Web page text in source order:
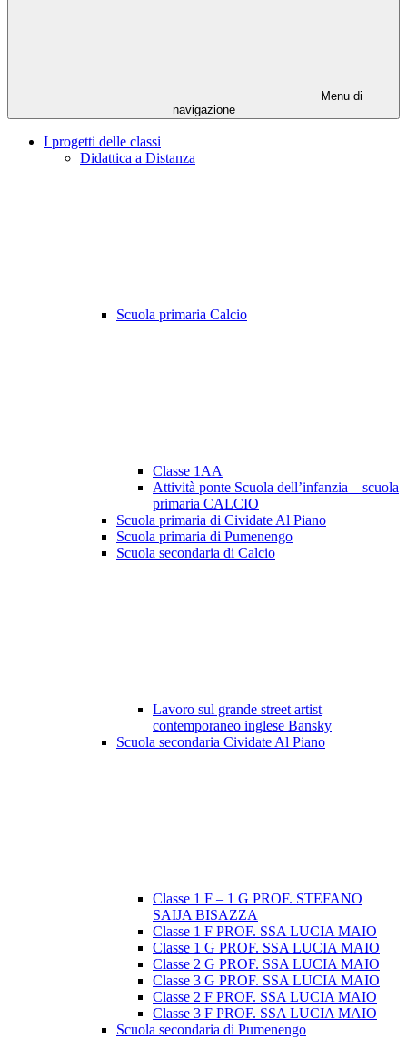
Menu di
navigazione
I progetti delle classi
Didattica a Distanza
Scuola primaria Calcio
Classe 1AA
Attività ponte Scuola dell’infanzia – scuola
primaria CALCIO
Scuola primaria di Cividate Al Piano
Scuola primaria di Pumenengo
Scuola secondaria di Calcio
Lavoro sul grande street artist
contemporaneo inglese Bansky
Scuola secondaria Cividate Al Piano
Classe 1 F – 1 G PROF. STEFANO
SAIJA BISAZZA
Classe 1 F PROF. SSA LUCIA MAIO
Classe 1 G PROF. SSA LUCIA MAIO
Classe 2 G PROF. SSA LUCIA MAIO
Classe 3 G PROF. SSA LUCIA MAIO
Classe 2 F PROF. SSA LUCIA MAIO
Classe 3 F PROF. SSA LUCIA MAIO
Scuola secondaria di Pumenengo